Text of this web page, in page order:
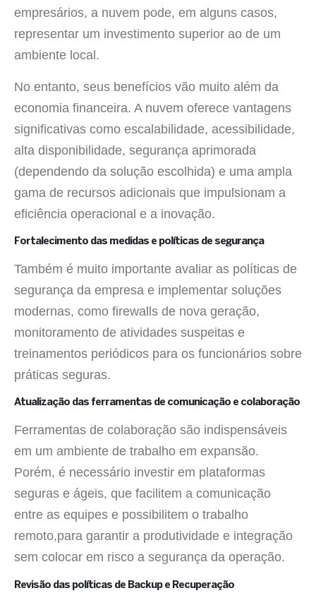
empresários, a nuvem pode, em alguns casos,
representar um investimento superior ao de um
ambiente local.
No entanto, seus benefícios vão muito além da
economia financeira. A nuvem oferece vantagens
significativas como escalabilidade, acessibilidade,
alta disponibilidade, segurança aprimorada
(dependendo da solução escolhida) e uma ampla
gama de recursos adicionais que impulsionam a
eficiência operacional e a inovação.
Fortalecimento das medidas e políticas de segurança
Também é muito importante avaliar as políticas de
segurança da empresa e implementar soluções
modernas, como firewalls de nova geração,
monitoramento de atividades suspeitas e
treinamentos periódicos para os funcionários sobre
práticas seguras.
Atualização das ferramentas de comunicação e colaboração
Ferramentas de colaboração são indispensáveis
em um ambiente de trabalho em expansão.
Porém, é necessário investir em plataformas
seguras e ágeis, que facilitem a comunicação
entre as equipes e possibilitem o trabalho
remoto,para garantir a produtividade e integração
sem colocar em risco a segurança da operação.
Revisão das políticas de Backup e Recuperação